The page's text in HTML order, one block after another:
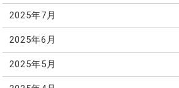
2025年7月
2025年6月
2025年5月